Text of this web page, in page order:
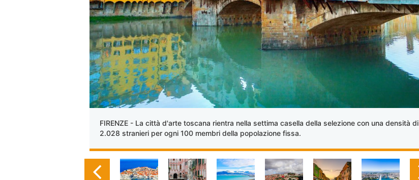
FIRENZE - La città d'arte toscana rientra nella settima casella della selezione con una densità di
2.028 stranieri per ogni 100 membri della popolazione fissa.